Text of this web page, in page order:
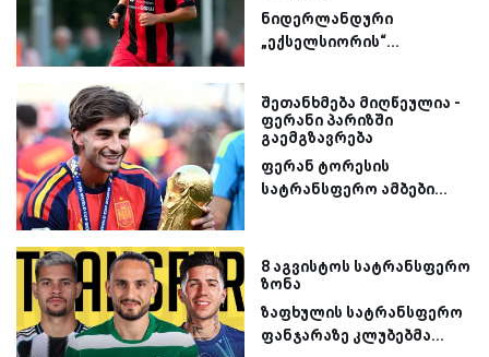
ნიდერლანდური
„ექსელსიორის“...
შეთანხმება მიღწეულია -
ფერანი პარიზში
გაემგზავრება
ფერან ტორესის
სატრანსფერო ამბები...
8 აგვისტოს სატრანსფერო
ზონა
ზაფხულის სატრანსფერო
ფანჯარაზე კლუბებმა...